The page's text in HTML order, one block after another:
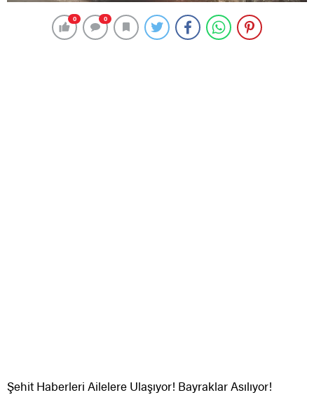
0 0
Şehit Haberleri Ailelere Ulaşıyor! Bayraklar Asılıyor!